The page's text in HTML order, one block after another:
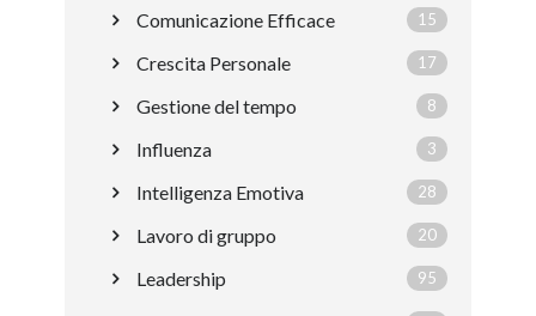
Comunicazione Efficace 15
Crescita Personale 17
Gestione del tempo 8
Influenza 3
Intelligenza Emotiva 28
Lavoro di gruppo 20
Leadership 95